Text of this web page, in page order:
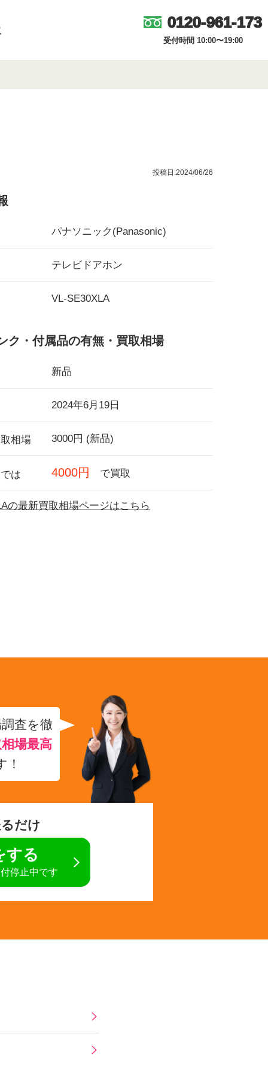
0120-961-173
受付時間 10:00〜19:00
投稿日:2024/06/26
パナソニック(Panasonic)
テレビドアホン
VL-SE30XLA
ク・付属品の有無・買取相場
新品
2024年6月19日
相場 3000円 (新品)
は 4000円 で買取
の最新買取相場ページはこちら
査を徹
場最高
！
だけ
する
停止中です